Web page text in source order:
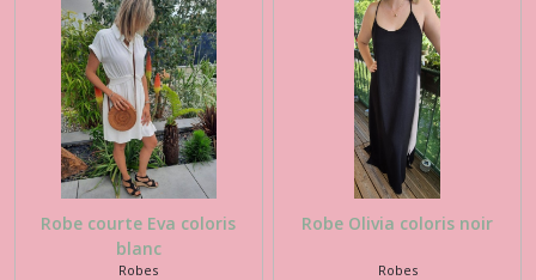
Robe courte Eva coloris
blanc
Robes
Robe Olivia coloris noir
Robes